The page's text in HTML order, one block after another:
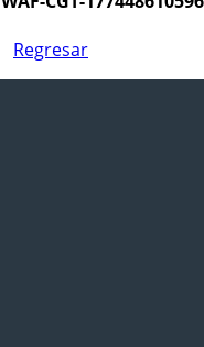
Regresar